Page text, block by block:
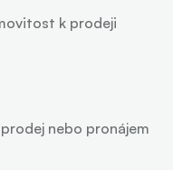
k prodeji
nebo pronájem